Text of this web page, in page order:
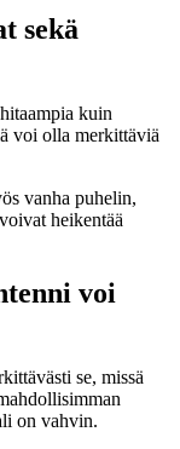
sekä
kuin
voi olla merkittäviä
vanha puhelin,
heikentää
voi
se, missä
on vahvin.